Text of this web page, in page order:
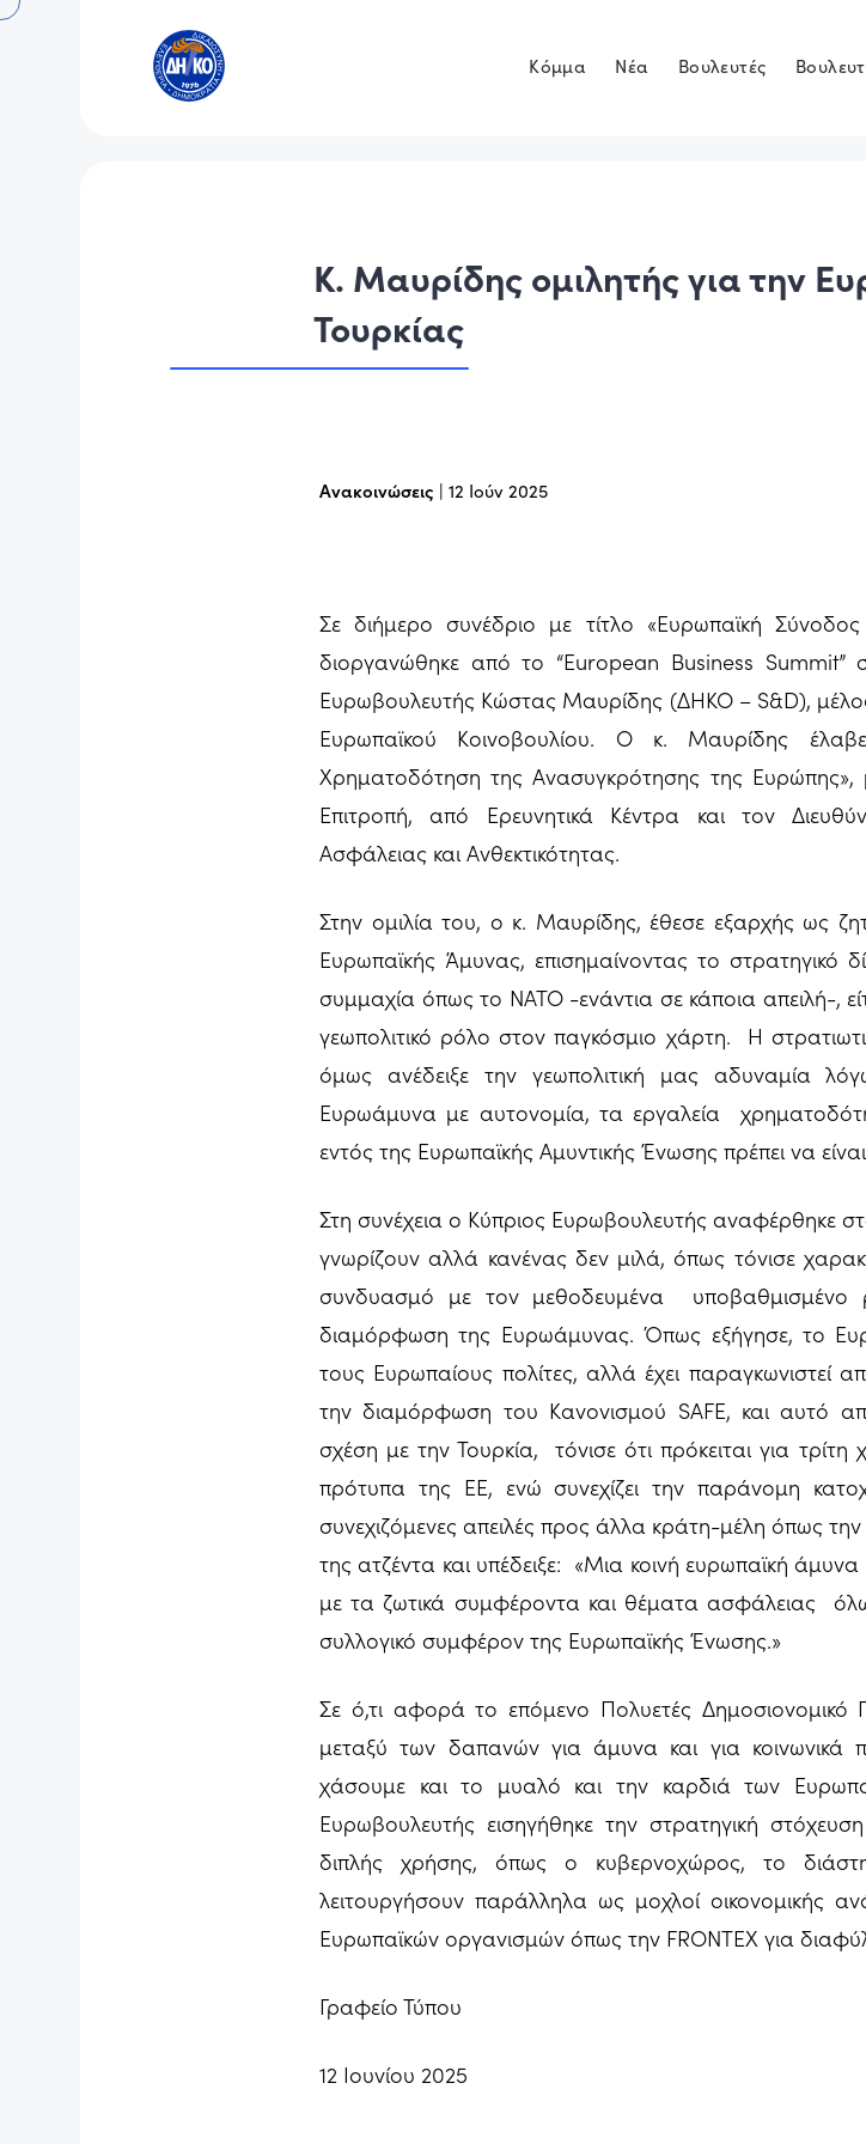
Κόμμα Νέα Βουλευτές
K. Μαυρίδης ομιλητής για την
Τουρκίας
Ανακοινώσεις | 12 Ιούν 2025
Σε διήμερο συνέδριο με τίτλο «Ευρωπαϊκή
διοργανώθηκε από το “European Business Summit”
Ευρωβουλευτής Κώστας Μαυρίδης (ΔΗΚΟ – S&D),
Ευρωπαϊκού Κοινοβουλίου. Ο κ. Μαυρίδης
Χρηματοδότηση της Ανασυγκρότησης της
Επιτροπή, από Ερευνητικά Κέντρα και τον
Ασφάλειας και Ανθεκτικότητας.
Στην ομιλία του, ο κ. Μαυρίδης, έθεσε εξαρχής ως
Ευρωπαϊκής Άμυνας, επισημαίνοντας το στρατηγικό
συμμαχία όπως το ΝΑΤΟ -ενάντια σε κάποια απειλή-,
γεωπολιτικό ρόλο στον παγκόσμιο χάρτη. Η
όμως ανέδειξε την γεωπολιτική μας αδυναμία
Ευρωάμυνα με αυτονομία, τα εργαλεία
εντός της Ευρωπαϊκής Αμυντικής Ένωσης πρέπει να
Στη συνέχεια ο Κύπριος Ευρωβουλευτής αναφέρθηκε
γνωρίζουν αλλά κανένας δεν μιλά, όπως τόνισε
συνδυασμό με τον μεθοδευμένα υποβαθμισμένο
διαμόρφωση της Ευρωάμυνας. Όπως εξήγησε, το
τους Ευρωπαίους πολίτες, αλλά έχει παραγκωνιστεί
την διαμόρφωση του Κανονισμού SAFE, και αυτό
σχέση με την Τουρκία, τόνισε ότι πρόκειται για
πρότυπα της ΕΕ, ενώ συνεχίζει την παράνομη
συνεχιζόμενες απειλές προς άλλα κράτη-μέλη όπως
της ατζέντα και υπέδειξε: «Μια κοινή ευρωπαϊκή άμυνα
με τα ζωτικά συμφέροντα και θέματα ασφάλειας
συλλογικό συμφέρον της Ευρωπαϊκής Ένωσης.»
Σε ό,τι αφορά το επόμενο Πολυετές Δημοσιονομικό
μεταξύ των δαπανών για άμυνα και για κοινωνικά
χάσουμε και το μυαλό και την καρδιά των
Ευρωβουλευτής εισηγήθηκε την στρατηγική
διπλής χρήσης, όπως ο κυβερνοχώρος, το
λειτουργήσουν παράλληλα ως μοχλοί οικονομικής
Ευρωπαϊκών οργανισμών όπως την FRONTEX για
Γραφείο Τύπου
12 Ιουνίου 2025